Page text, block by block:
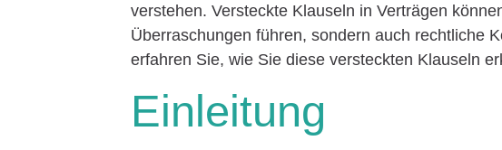
verstehen. Versteckte Klauseln in Verträgen
Überraschungen führen, sondern auch rechtliche
erfahren Sie, wie Sie diese versteckten Klauseln
Einleitung